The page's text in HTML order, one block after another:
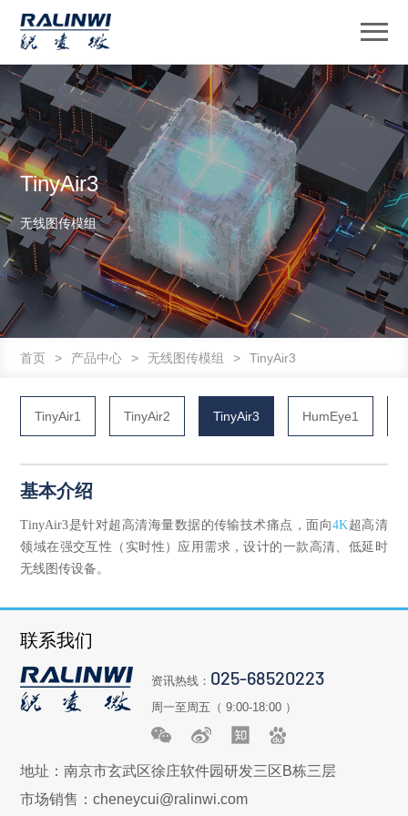
TinyAir3
无线图传模组
首页 > 产品中心 > 无线图传模组 > TinyAir3
TinyAir1 TinyAir2 TinyAir3 HumEye1
基本介绍
TinyAir3是针对超高清海量数据的传输技术痛点，面向4K超高清
领域在强交互性（实时性）应用需求，设计的一款高清、低延时
无线图传设备。
联系我们
资讯热线： 025-68520223
周一至周五（ 9:00-18:00 ）
地址：南京市玄武区徐庄软件园研发三区B栋三层
市场销售：cheneycui@ralinwi.com